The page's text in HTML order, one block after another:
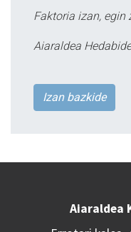
Faktoria izan, egin
Aiaraldea
Izan bazkide
Aiaraldea